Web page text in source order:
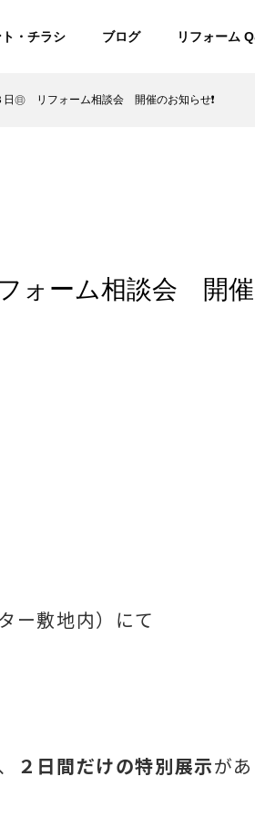
・チラシ ブログ リフォーム
日㊐ リフォーム相談会 開催のお知らせ❗
ォーム相談会 開催
ー敷地内）にて
２日間だけの特別展示が